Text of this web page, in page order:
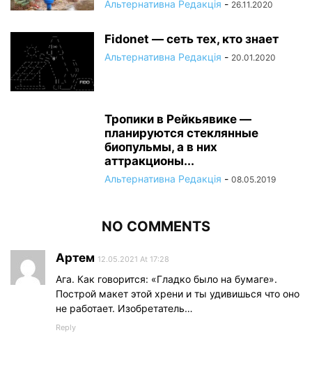
Альтернативна Редакція - 26.11.2020
Fidonet — сеть тех, кто знает
Альтернативна Редакція - 20.01.2020
Тропики в Рейкьявике —
планируются стеклянные
биопульмы, а в них
аттракционы...
Альтернативна Редакція - 08.05.2019
NO COMMENTS
Артем 12.05.2021 At 17:28
Ага. Как говорится: «Гладко было на бумаге».
Построй макет этой хрени и ты удивишься что оно
не работает. Изобретатель…
Reply